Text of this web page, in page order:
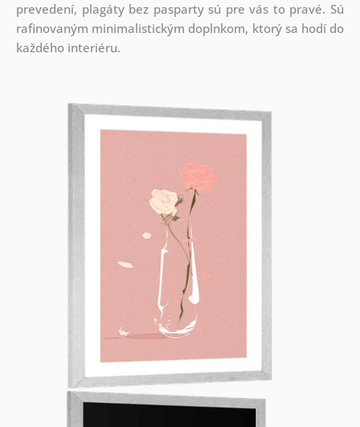
prevedení, plagáty bez pasparty sú pre vás to pravé. Sú
rafinovaným minimalistickým doplnkom, ktorý sa hodí do
každého interiéru.